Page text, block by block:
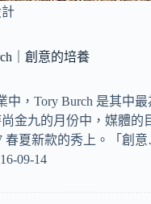
｜創意的培養
中，Tory Burch 是其中
金九的月份中，媒體的
春夏新款的秀上。「創
09-14